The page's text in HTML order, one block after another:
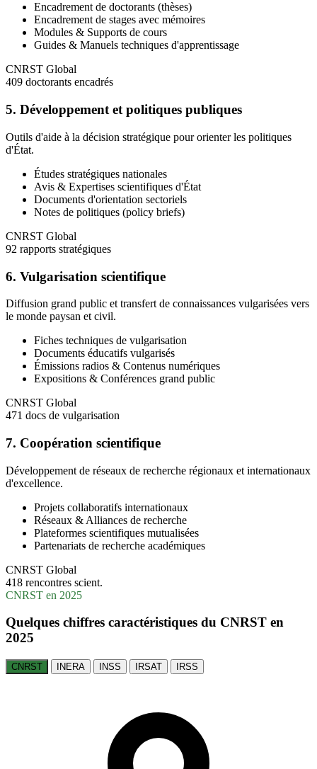
Encadrement de doctorants (thèses)
Encadrement de stages avec mémoires
Modules & Supports de cours
Guides & Manuels techniques d'apprentissage
CNRST Global
409 doctorants encadrés
5. Développement et politiques publiques
Outils d'aide à la décision stratégique pour orienter les politiques
d'État.
Études stratégiques nationales
Avis & Expertises scientifiques d'État
Documents d'orientation sectoriels
Notes de politiques (policy briefs)
CNRST Global
92 rapports stratégiques
6. Vulgarisation scientifique
Diffusion grand public et transfert de connaissances vulgarisées vers
le monde paysan et civil.
Fiches techniques de vulgarisation
Documents éducatifs vulgarisés
Émissions radios & Contenus numériques
Expositions & Conférences grand public
CNRST Global
471 docs de vulgarisation
7. Coopération scientifique
Développement de réseaux de recherche régionaux et internationaux
d'excellence.
Projets collaboratifs internationaux
Réseaux & Alliances de recherche
Plateformes scientifiques mutualisées
Partenariats de recherche académiques
CNRST Global
418 rencontres scient.
CNRST en 2025
Quelques chiffres caractéristiques du CNRST en
2025
CNRST INERA INSS IRSAT IRSS